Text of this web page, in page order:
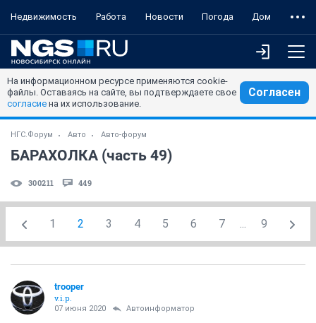
Недвижимость Работа Новости Погода Дом
На информационном ресурсе применяются cookie-
файлы. Оставаясь на сайте, вы подтверждаете свое
согласие на их использование.
Согласен
НГС.Форум Авто Авто-форум
БАРАХОЛКА (часть 49)
300211 449
1 2 3 4 5 6 7 ... 9
trooper
v.i.p.
07 июня 2020 Автоинформатор